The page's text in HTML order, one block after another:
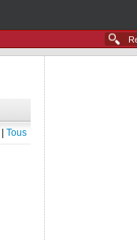
Tous